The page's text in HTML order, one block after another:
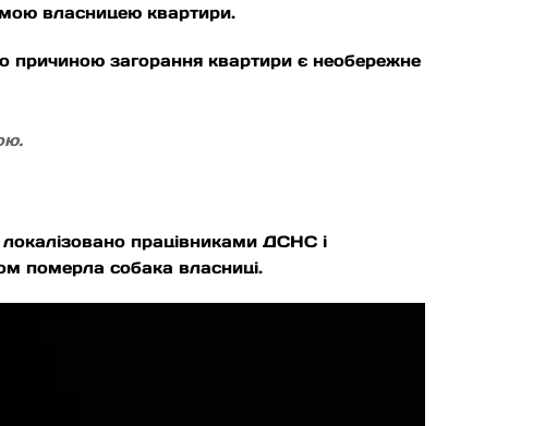
власницею квартири.
причиною загорання квартири є необережне
працівниками ДСНС і
померла собака власниці.